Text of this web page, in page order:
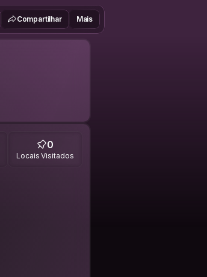
Compartilhar Mais
0
Locais Visitados